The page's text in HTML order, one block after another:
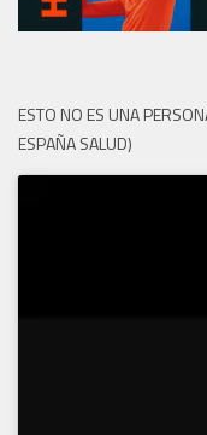
ESTO NO ES UNA
ESPAÑA SALUD)